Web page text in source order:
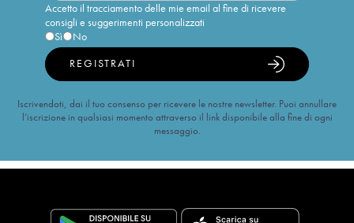
Accetto il tracciamento delle mie email al fine di ricevere
consigli e suggerimenti personalizzati
Sì
No
REGISTRATI
Iscrivendoti, dai il tuo consenso per ricevere le nostre newsletter. Puoi annullare
l’iscrizione in qualsiasi momento attraverso il link disponibile alla fine di ogni
messaggio.